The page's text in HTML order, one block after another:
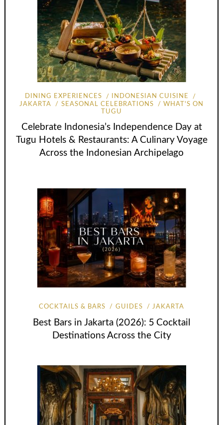
DINING EXPERIENCES
INDONESIAN CUISINE
JAKARTA
SEASONAL CELEBRATIONS
WHAT'S ON
TUGU
Celebrate Indonesia’s Independence Day at
Tugu Hotels & Restaurants: A Culinary Voyage
Across the Indonesian Archipelago
COCKTAILS & BARS GUIDES JAKARTA
Best Bars in Jakarta (2026): 5 Cocktail
Destinations Across the City